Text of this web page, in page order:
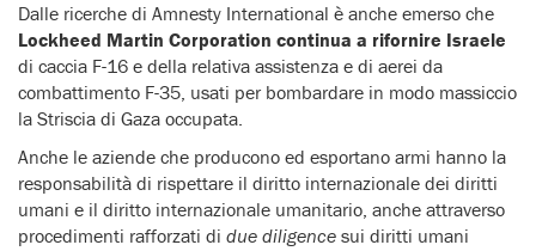
Dalle ricerche di Amnesty International è anche emerso che
Lockheed Martin Corporation continua a rifornire Israele
di caccia F-16 e della relativa assistenza e di aerei da
combattimento F-35, usati per bombardare in modo massiccio
la Striscia di Gaza occupata.
Anche le aziende che producono ed esportano armi hanno la
responsabilità di rispettare il diritto internazionale dei diritti
umani e il diritto internazionale umanitario, anche attraverso
procedimenti rafforzati di due diligence sui diritti umani